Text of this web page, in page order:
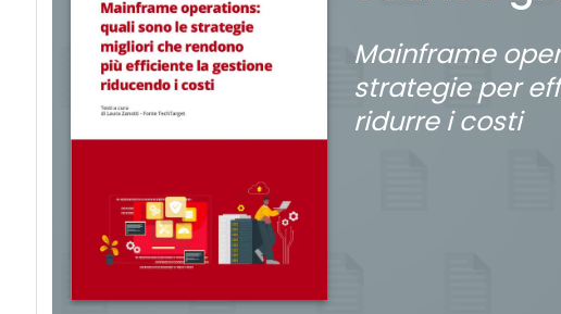
Mainframe
strategie per
ridurre i costi